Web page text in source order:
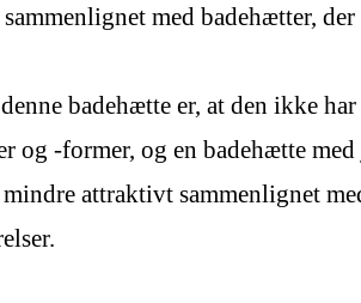
med badehætter,
badehætte er, at den ikke
-former, og en badehætte
attraktivt sammenlignet